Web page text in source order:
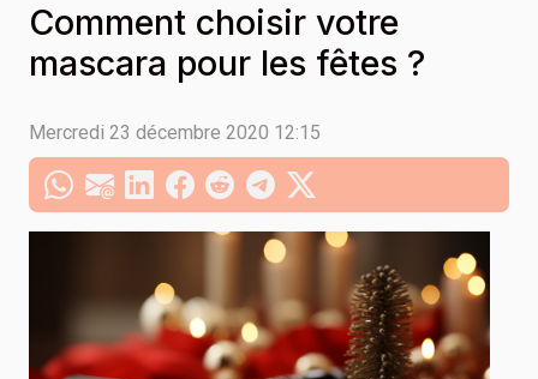
Comment choisir votre
mascara pour les fêtes ?
Mercredi 23 décembre 2020 12:15